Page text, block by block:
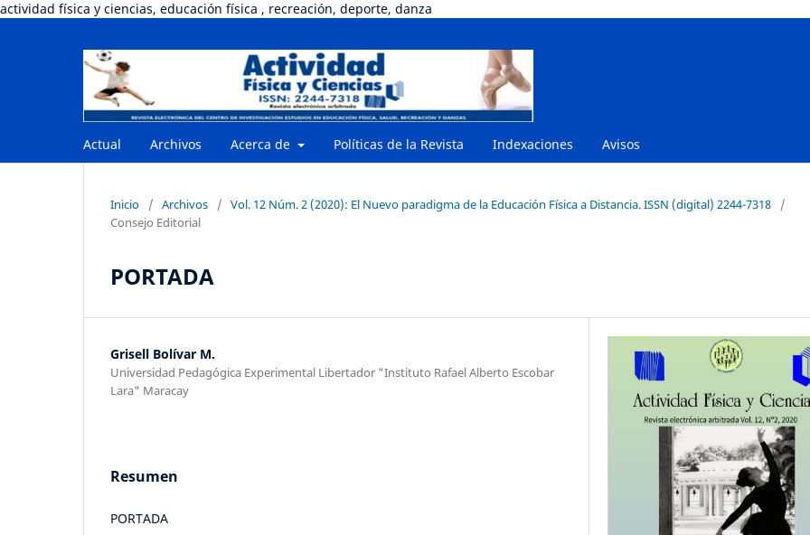
actividad física y ciencias, educación física , recreación, deporte, danza
Actual Archivos Acerca de Políticas de la Revista Indexaciones Avisos
Inicio / Archivos / Vol. 12 Núm. 2 (2020): El Nuevo paradigma de la Educación Física a Distancia. ISSN (digital) 2244-7318
/
Consejo Editorial
PORTADA
Grisell Bolívar M.
Universidad Pedagógica Experimental Libertador "Instituto Rafael Alberto Escobar
Lara" Maracay
Resumen
PORTADA